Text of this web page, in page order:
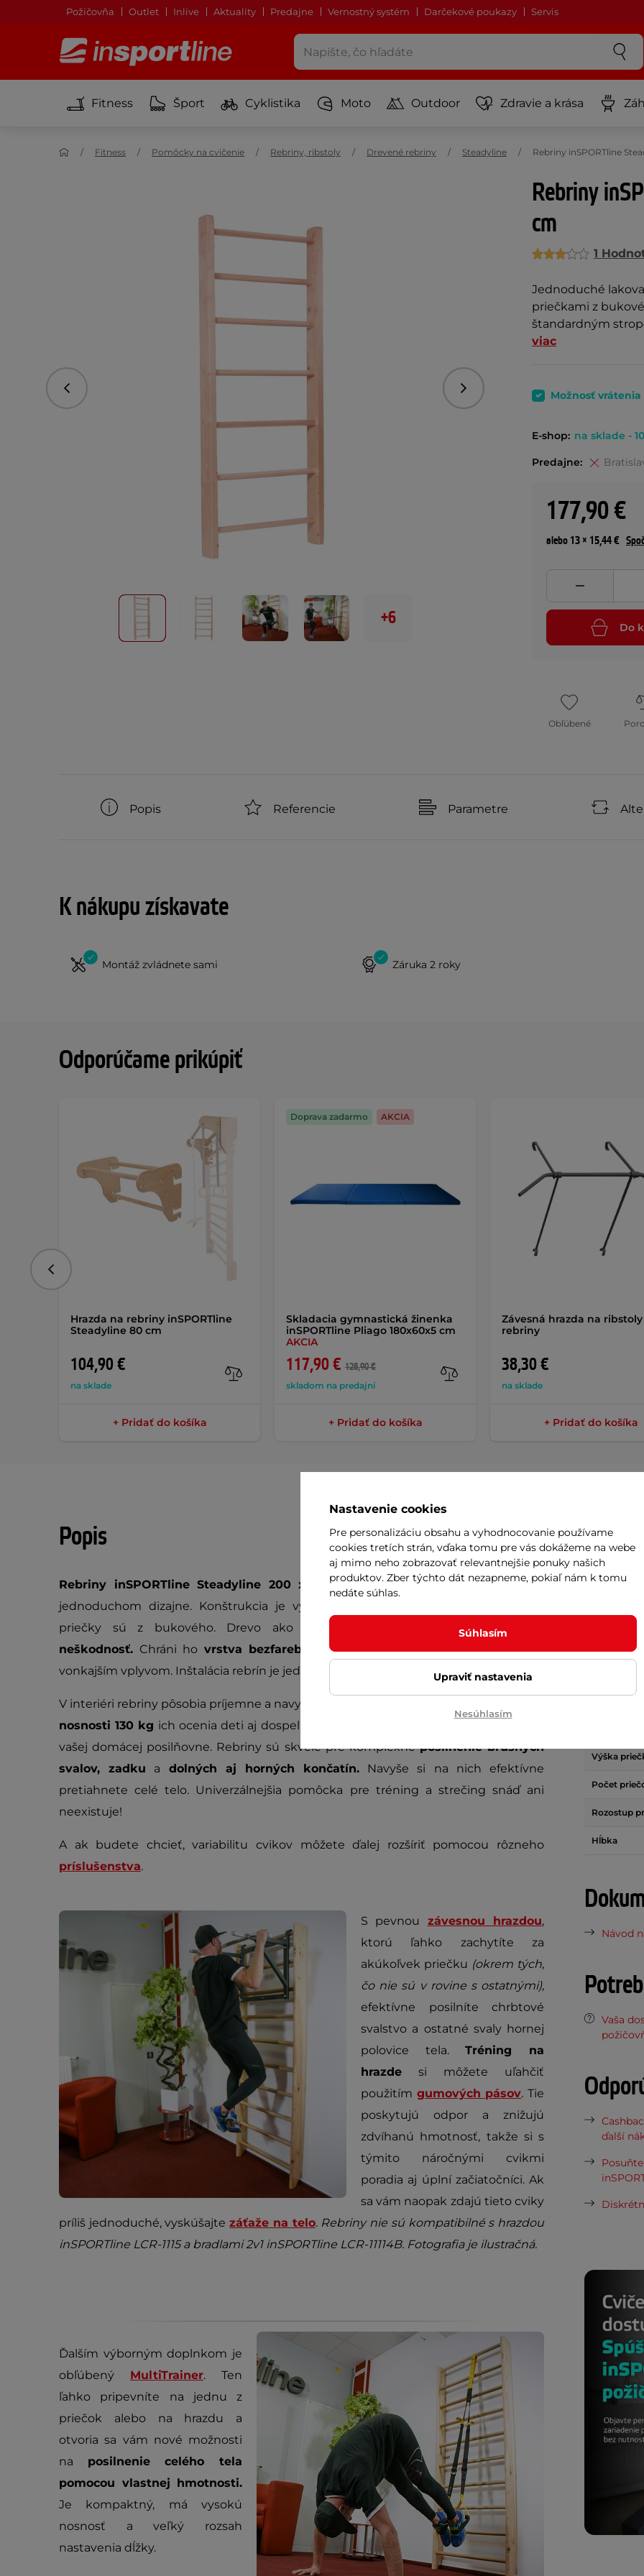
Požičovňa Outlet Inlive Aktuality Predajne Vernostný systém Darčekové poukazy Servis
Fitness Šport Cyklistika Moto Outdoor Zdravie a krása
Fitness Pomôcky na cvičenie Rebriny, ribstoly Drevené rebriny Steadyline Rebriny inSPORTline
Rebriny
cm
1
Jednoduché
priečkami z
štandardným
viac
Predchádzajúce Nasledujúce
+6
Možnosť
E-shop: na sklade -
Predajne:
177,90 €
alebo 13 × 15,44 €
Do
Obľúbené
Popis Referencie Parametre
K nákupu získavate
Montáž zvládnete sami Záruka 2 roky
Odporúčame prikúpiť
Hrazda na rebriny inSPORTline
Steadyline 80 cm
104,90 €
na sklade
+ Pridať do košíka
Skladacia gymnastická žinenka
inSPORTline Pliago 180x60x5 cm
AKCIA
117,90 € 128,90 €
skladom na predajni
Doprava zadarmo AKCIA
+ Pridať do košíka
Závesná hrazda na ribstoly
rebriny
38,30 €
na sklade
+ Pridať do košíka
Predchádzajúce
Popis
Rebriny inSPORTline Steadyline 200 x 80 cmsú kvalitné domáce rebriny v
jednoduchom dizajne. Konštrukcia je vyrobená zo svetlého smrekového dreva,
priečky sú z bukového. Drevo ako prírodný materiál zaručujezdravotnú
neškodnosť. Chráni ho vrstva bezfarebného lakua zvyšuje jeho odolnosť voči
vonkajším vplyvom. Inštalácia rebrín je jednoduchá a zvládne ju každý.
V interiéri rebriny pôsobia príjemne a navyše sú nenáročné na údržbu. Vďaka vysokej
nosnosti 130 kg ich ocenia deti aj dospelí a stanú sa tak nenahraditeľnou súčasťou
vašej domácej posilňovne. Rebriny sú skvelé pre komplexnéposilnenie brušných
svalov, zadku a dolných aj horných končatín. Navyše si na nich efektívne
pretiahnete celé telo. Univerzálnejšia pomôcka pre tréning a strečing snáď ani
neexistuje!
A ak budete chcieť, variabilitu cvikov môžete ďalej rozšíriť pomocou rôzneho
príslušenstva.
S pevnou závesnou hrazdou,
ktorú ľahko zachytíte za
akúkoľvek priečku (okrem tých,
čo nie sú v rovine s ostatnými),
efektívne posilníte chrbtové
svalstvo a ostatné svaly hornej
polovice tela.Tréning na
hrazde si môžete uľahčiť
použitím gumových pásov. Tie
poskytujú odpor a znižujú
zdvíhanú hmotnosť, takže si s
týmito náročnými cvikmi
poradia aj úplní začiatočníci. Ak
sa vám naopak zdajú tieto cviky
príliš jednoduché, vyskúšajtezáťaže na telo. Rebriny nie sú kompatibilné s hrazdou
inSPORTline LCR-1115 a bradlami 2v1 inSPORTline LCR-11114B. Fotografia je ilustračná.
Ďalším výborným doplnkom je
obľúbený MultiTrainer. Ten
ľahko pripevníte na jednu z
priečok alebo na hrazdu a
otvoria sa vám nové možnosti
na posilnenie celého tela
pomocou vlastnej hmotnosti.
Je kompaktný, má vysokú
nosnosť a veľký rozsah
nastavenia dĺžky.
Výška
Šírka
Maximálna
Výška
Počet
Rozostup
Hĺbka
Návod
Vaša
ďalší
Nastavenie cookies
Pre personalizáciu obsahu a vyhodnocovanie používame
cookies tretích strán, vďaka tomu pre vás dokážeme na webe
aj mimo neho zobrazovať relevantnejšie ponuky našich
produktov. Zber týchto dát nezapneme, pokiaľ nám k tomu
nedáte súhlas.
Súhlasím
Upraviť nastavenia
Nesúhlasím